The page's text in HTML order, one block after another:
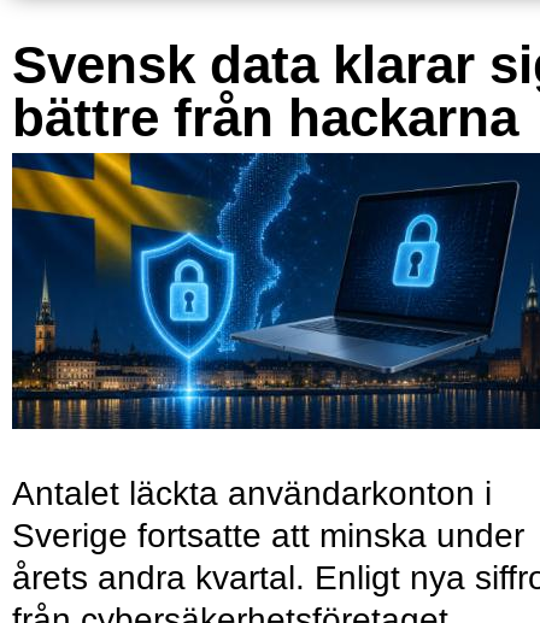
Svensk data klarar
bättre från hackarna
Antalet läckta användarkonton i
Sverige fortsatte att minska under
årets andra kvartal. Enligt nya